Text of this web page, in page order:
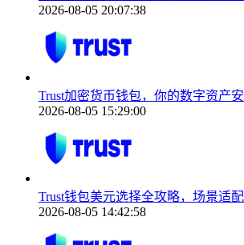
2026-08-05 20:07:38
Trust加密货币钱包，你的数字资产
2026-08-05 15:29:00
Trust钱包美元选择全攻略，场景适
2026-08-05 14:42:58